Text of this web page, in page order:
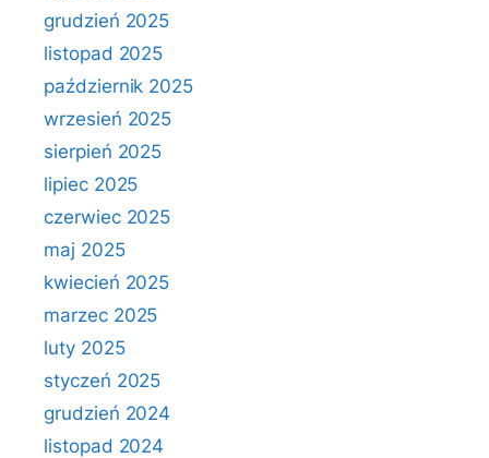
grudzień 2025
listopad 2025
październik 2025
wrzesień 2025
sierpień 2025
lipiec 2025
czerwiec 2025
maj 2025
kwiecień 2025
marzec 2025
luty 2025
styczeń 2025
grudzień 2024
listopad 2024